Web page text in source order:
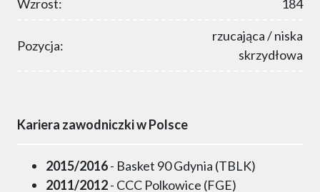
Wzrost: 184
Pozycja:
rzucająca / niska
skrzydłowa
Kariera zawodniczki w Polsce
2015/2016- Basket 90 Gdynia (TBLK)
2011/2012- CCC Polkowice (FGE)